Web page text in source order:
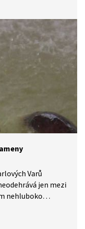
podúředníka,
která jeho život
důležitý muž,
aby mladému
ukázal cestu
Varů
jen mezi
nehluboko